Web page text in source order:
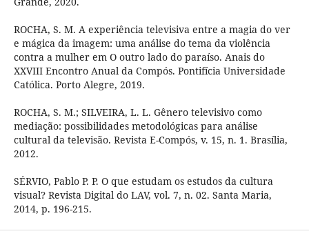
ROCHA, S. M. A experiência televisiva entre a magia do ver
e mágica da imagem: uma análise do tema da violência
contra a mulher em O outro lado do paraíso. Anais do
XXVIII Encontro Anual da Compós. Pontifícia Universidade
Católica. Porto Alegre, 2019.
ROCHA, S. M.; SILVEIRA, L. L. Gênero televisivo como
mediação: possibilidades metodológicas para análise
cultural da televisão. Revista E-Compós, v. 15, n. 1. Brasília,
2012.
SÉRVIO, Pablo P. P. O que estudam os estudos da cultura
visual? Revista Digital do LAV, vol. 7, n. 02. Santa Maria,
2014, p. 196-215.